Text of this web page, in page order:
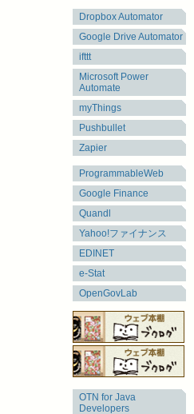
Dropbox Automator
Google Drive Automator
ifttt
Microsoft Power
Automate
myThings
Pushbullet
Zapier
ProgrammableWeb
Google Finance
Quandl
Yahoo!ファイナンス
EDINET
e-Stat
OpenGovLab
OTN for Java
Developers